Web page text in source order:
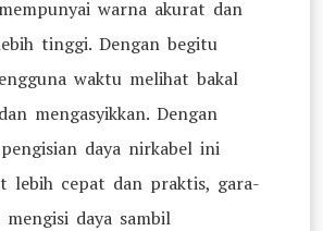
warna akurat dan
tinggi. Dengan begitu
waktu melihat bakal
mengasyikkan. Dengan
daya nirkabel ini
lebih cepat dan praktis, gara-
mengisi daya sambil